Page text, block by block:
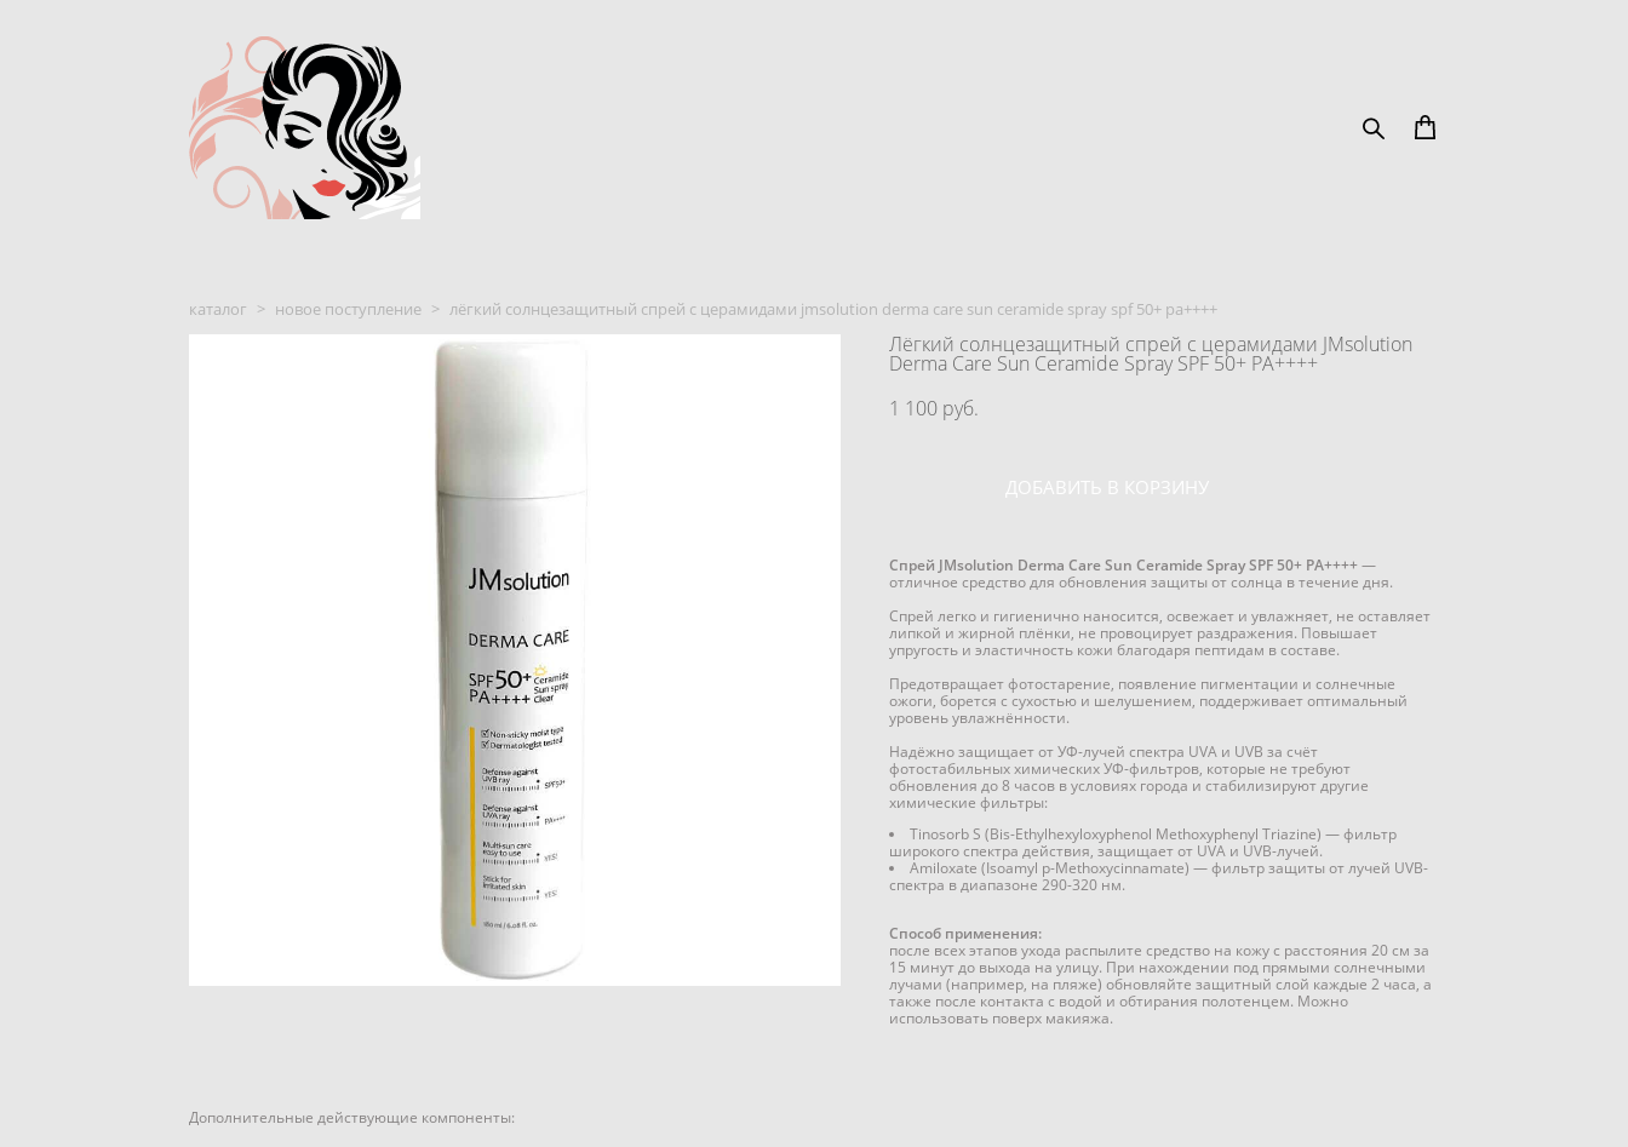
каталог > новое поступление > лёгкий солнцезащитный спрей с церамидами jmsolution derma care sun ceramide spray spf 50+ pa++++
Лёгкий солнцезащитный спрей с церамидами JMsolution
Derma Care Sun Ceramide Spray SPF 50+ PA++++
1 100 pуб.
ДОБАВИТЬ В КОРЗИНУ
Спрей JMsolution Derma Care Sun Ceramide Spray SPF 50+ PA++++—
отличное средство для обновления защиты от солнца в течение дня.
Спрей легко и гигиенично наносится, освежает и увлажняет, не оставляет
липкой и жирной плёнки, не провоцирует раздражения. Повышает
упругость и эластичность кожи благодаря пептидам в составе.
Предотвращает фотостарение, появление пигментации и солнечные
ожоги, борется с сухостью и шелушением, поддерживает оптимальный
уровень увлажнённости.
Надёжно защищает от УФ-лучей спектра UVA и UVB за счёт
фотостабильных химических УФ-фильтров, которые не требуют
обновления до 8 часов в условиях города и стабилизируют другие
химические фильтры:
Tinosorb S (Bis-Ethylhexyloxyphenol Methoxyphenyl Triazine) — фильтр
широкого спектра действия, защищает от UVA и UVB-лучей.
Amiloxate (Isoamyl p-Methoxycinnamate) — фильтр защиты от лучей UVB-
спектра в диапазоне 290-320 нм.
Способ применения:
после всех этапов ухода распылите средство на кожу с расстояния 20 см за
15 минут до выхода на улицу. При нахождении под прямыми солнечными
лучами (например, на пляже) обновляйте защитный слой каждые 2 часа, а
также после контакта с водой и обтирания полотенцем. Можно
использовать поверх макияжа.
Дополнительные действующие компоненты: